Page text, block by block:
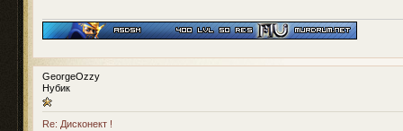
н
и
е
GeorgeOzzy
Нубик
Re: Дисконект !